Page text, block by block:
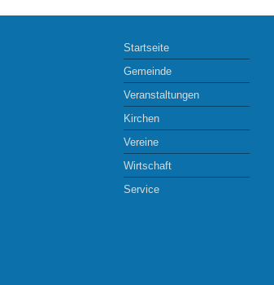
Startseite
Gemeinde
Veranstaltungen
Kirchen
Vereine
Wirtschaft
Service